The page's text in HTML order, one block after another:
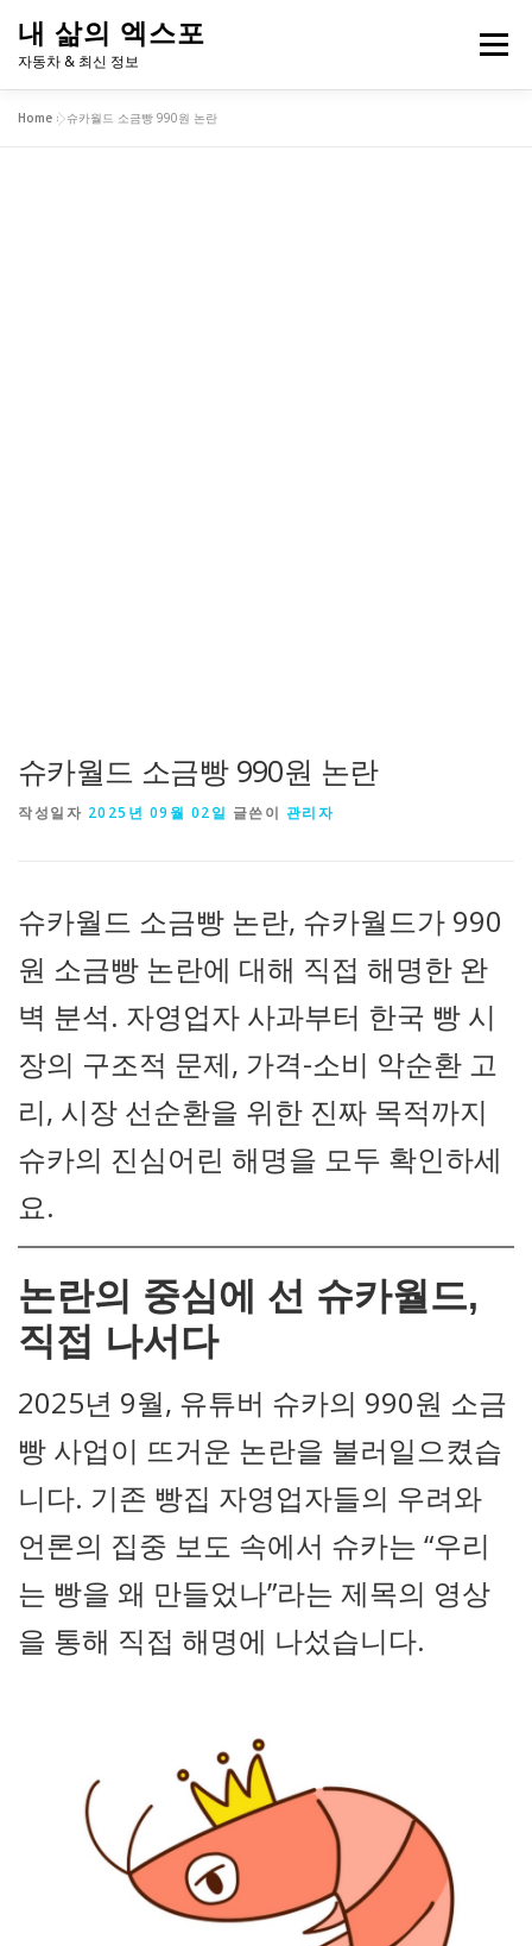
내 삶의 엑스포
자동차 & 최신 정보
메뉴
Home »슈카월드 소금빵 990원 논란
슈카월드 소금빵 990원 논란
작성일자 2025년 09월 02일 글쓴이 관리자
슈카월드 소금빵 논란, 슈카월드가 990
원 소금빵 논란에 대해 직접 해명한 완
벽 분석. 자영업자 사과부터 한국 빵 시
장의 구조적 문제, 가격-소비 악순환 고
리, 시장 선순환을 위한 진짜 목적까지
슈카의 진심어린 해명을 모두 확인하세
요.
논란의 중심에 선 슈카월드,
직접 나서다
2025년 9월, 유튜버 슈카의 990원 소금
빵 사업이 뜨거운 논란을 불러일으켰습
니다. 기존 빵집 자영업자들의 우려와
언론의 집중 보도 속에서 슈카는 “우리
는 빵을 왜 만들었나”라는 제목의 영상
을 통해 직접 해명에 나섰습니다.